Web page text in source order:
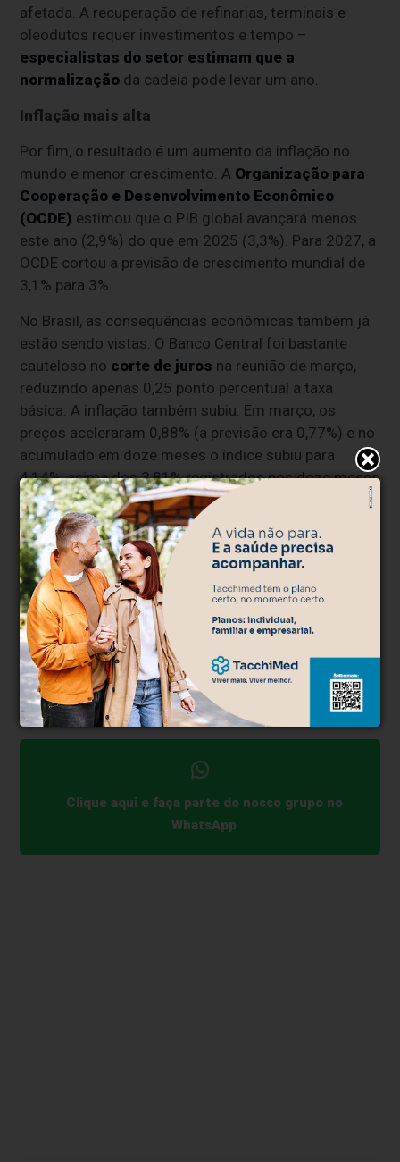
afetada. A recuperação de refinarias, terminais e
oleodutos requer investimentos e tempo –
especialistas do setor estimam que a
normalização da cadeia pode levar um ano.
Inflação mais alta
Por fim, o resultado é um aumento da inflação no
mundo e menor crescimento. A Organização para
Cooperação e Desenvolvimento Econômico
(OCDE) estimou que o PIB global avançará menos
este ano (2,9%) do que em 2025 (3,3%). Para 2027, a
OCDE cortou a previsão de crescimento mundial de
3,1% para 3%.
No Brasil, as consequências econômicas também já
estão sendo vistas. O Banco Central foi bastante
cauteloso no corte de juros na reunião de março,
reduzindo apenas 0,25 ponto percentual a taxa
básica. A inflação também subiu. Em março, os
preços aceleraram 0,88% (a previsão era 0,77%) e no
acumulado em doze meses o índice subiu para
4,14%, acima dos 3,81% registrados nos doze meses
anteriores.
"É um cenário preocupante porque, com a inflação
pressionando, os juros devem cair muito lentamente
no Brasil. E o patamar altíssimo das taxas atuais inibe
os investimentos produtivos, encarece o crédito e
impacta negativamente as famílias, que já estão
endividadas", diz José Roberto Colnaghi. "Temos
uma travessia delicada pela frente neste mar de
incertezas," conclui Colnaghi.
Clique aqui e faça parte do nosso grupo no
WhatsApp